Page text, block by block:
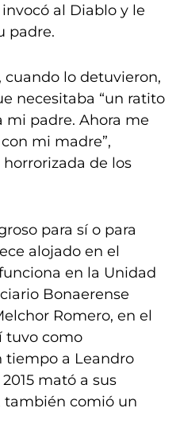
al Diablo y le
padre.
lo detuvieron,
necesitaba “un ratito
mi padre. Ahora me
mi madre”,
de los
para sí o para
alojado en el
en la Unidad
Bonaerense
Romero, en el
tuvo como
tiempo a Leandro
mató a sus
también comió un